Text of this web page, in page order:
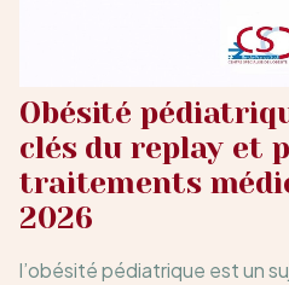
Obésité
clés du replay et
traitements
2026
l’obésité pédiatrique est un